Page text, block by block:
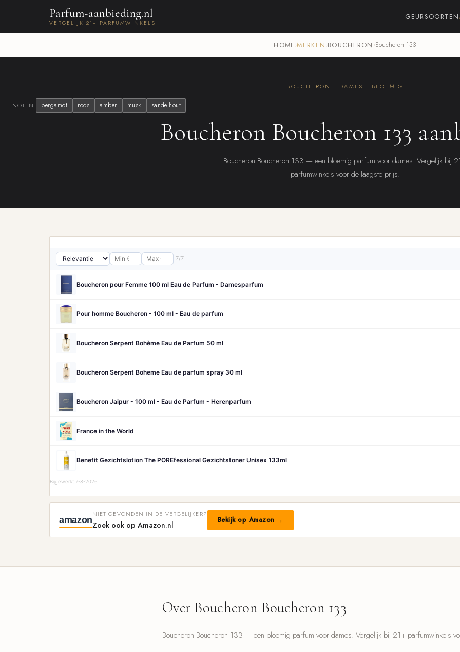
Parfum-aanbieding.nl
VERGELIJK 21+ PARFUMWINKELS
GEURSOORTEN
HOME›MERKEN›BOUCHERON ›Boucheron 133
BOUCHERON · DAMES · BLOEMIG
NOTEN bergamot roos amber musk sandelhout
Boucheron Boucheron 133
Boucheron Boucheron 133 — een bloemig parfum voor dames. Vergelijk bij
parfumwinkels voor de laagste prijs.
7/7
Boucheron pour Femme 100 ml Eau de Parfum - Damesparfum
Pour homme Boucheron - 100 ml - Eau de parfum
Boucheron Serpent Bohème Eau de Parfum 50 ml
Boucheron Serpent Boheme Eau de parfum spray 30 ml
Boucheron Jaipur - 100 ml - Eau de Parfum - Herenparfum
France in the World
Benefit Gezichtslotion The POREfessional Gezichtstoner Unisex 133ml
Bijgewerkt 7-8-2026
amazon
NIET GEVONDEN IN DE VERGELIJKER?
Zoek ook op Amazon.nl Bekijk op Amazon →
Over Boucheron Boucheron 133
Boucheron Boucheron 133 — een bloemig parfum voor dames. Vergelijk bij 21+ parfumwinkels